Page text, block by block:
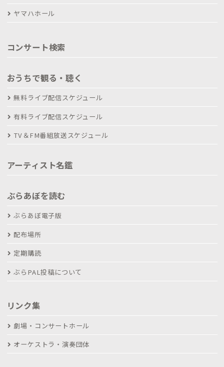
ヤマハホール
コンサート検索
おうちで観る・聴く
無料ライブ配信スケジュール
有料ライブ配信スケジュール
TV＆FM番組放送スケジュール
アーティスト名鑑
ぶらあぼを読む
ぶらあぼ電子版
配布場所
定期購読
ぶらPAL投稿について
リンク集
劇場・コンサートホール
オーケストラ・演奏団体